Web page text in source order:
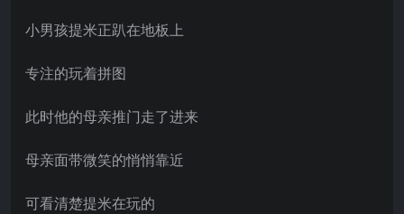
小男孩提米正趴在地板上
专注的玩着拼图
此时他的母亲推门走了进来
母亲面带微笑的悄悄靠近
可看清楚提米在玩的